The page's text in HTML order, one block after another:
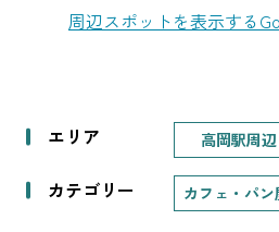
エリア 高岡駅周辺
カテゴリー カフェ・パン
周辺スポットを表示する